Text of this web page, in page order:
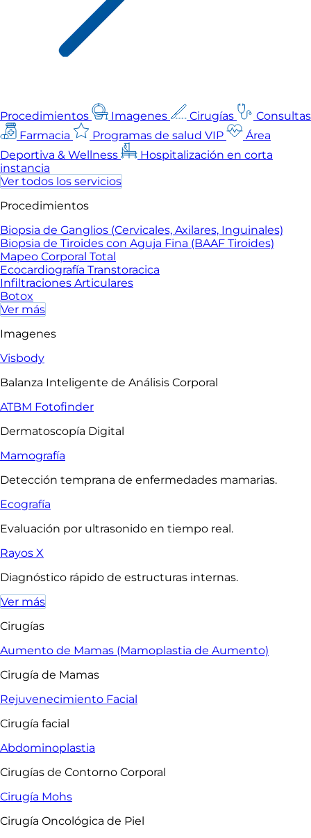
Procedimientos Imagenes Cirugías
Consultas
Farmacia
Programas de salud VIP
Área
Deportiva & Wellness
Hospitalización en corta
instancia
Ver todos los servicios
Procedimientos
Biopsia de Ganglios (Cervicales, Axilares, Inguinales)
Biopsia de Tiroides con Aguja Fina (BAAF Tiroides)
Mapeo Corporal Total
Ecocardiografía Transtoracica
Infiltraciones Articulares
Botox
Ver más
Imagenes
Visbody
Balanza Inteligente de Análisis Corporal
ATBM Fotofinder
Dermatoscopía Digital
Mamografía
Detección temprana de enfermedades mamarias.
Ecografía
Evaluación por ultrasonido en tiempo real.
Rayos X
Diagnóstico rápido de estructuras internas.
Ver más
Cirugías
Aumento de Mamas (Mamoplastia de Aumento)
Cirugía de Mamas
Rejuvenecimiento Facial
Cirugía facial
Abdominoplastia
Cirugías de Contorno Corporal
Cirugía Mohs
Cirugía Oncológica de Piel